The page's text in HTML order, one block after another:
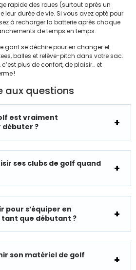
rapide des roues (surtout après un
leur durée de vie. Si vous avez opté pour
à recharger la batterie après chaque
de temps en temps.
gant se déchire pour en changer et
balles et relève-pitch dans votre sac.
plus de confort, de plaisir… et
!
aux questions
est vraiment
débuter ?
ses clubs de golf quand
pour s’équiper en
que débutant ?
son matériel de golf